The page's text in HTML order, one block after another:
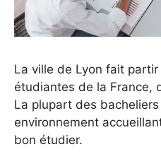
La ville de Lyon fait
étudiantes de la France,
La plupart des
environnement
bon étudier.